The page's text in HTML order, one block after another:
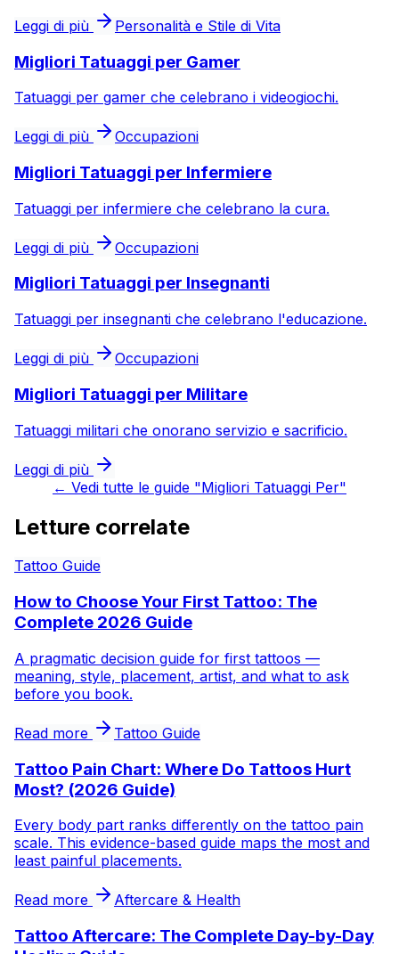
Leggi di più Personalità e Stile di Vita
Migliori Tatuaggi per Gamer
Tatuaggi per gamer che celebrano i videogiochi.
Leggi di più Occupazioni
Migliori Tatuaggi per Infermiere
Tatuaggi per infermiere che celebrano la cura.
Leggi di più Occupazioni
Migliori Tatuaggi per Insegnanti
Tatuaggi per insegnanti che celebrano l'educazione.
Leggi di più Occupazioni
Migliori Tatuaggi per Militare
Tatuaggi militari che onorano servizio e sacrificio.
Leggi di più
← Vedi tutte le guide "Migliori Tatuaggi Per"
Letture correlate
Tattoo Guide
How to Choose Your First Tattoo: The
Complete 2026 Guide
A pragmatic decision guide for first tattoos —
meaning, style, placement, artist, and what to ask
before you book.
Read more Tattoo Guide
Tattoo Pain Chart: Where Do Tattoos Hurt
Most? (2026 Guide)
Every body part ranks differently on the tattoo pain
scale. This evidence-based guide maps the most and
least painful placements.
Read more Aftercare & Health
Tattoo Aftercare: The Complete Day-by-Day